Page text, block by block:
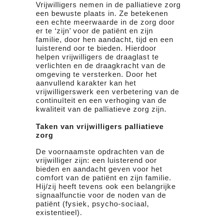
Vrijwilligers nemen in de palliatieve zorg
een bewuste plaats in. Ze betekenen
een echte meerwaarde in de zorg door
er te ‘zijn’ voor de patiënt en zijn
familie, door hen aandacht, tijd en een
luisterend oor te bieden. Hierdoor
helpen vrijwilligers de draaglast te
verlichten en de draagkracht van de
omgeving te versterken. Door het
aanvullend karakter kan het
vrijwilligerswerk een verbetering van de
continuïteit en een verhoging van de
kwaliteit van de palliatieve zorg zijn.
Taken van vrijwilligers palliatieve
zorg
De voornaamste opdrachten van de
vrijwilliger zijn: een luisterend oor
bieden en aandacht geven voor het
comfort van de patiënt en zijn familie.
Hij/zij heeft tevens ook een belangrijke
signaalfunctie voor de noden van de
patiënt (fysiek, psycho-sociaal,
existentieel).